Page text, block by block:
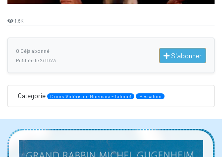
1.6K
0 Déjà abonné
Publiée le 2/11/23
S'abonner
Categorie Cours Vidéos de Guemara - Talmud Pessahim